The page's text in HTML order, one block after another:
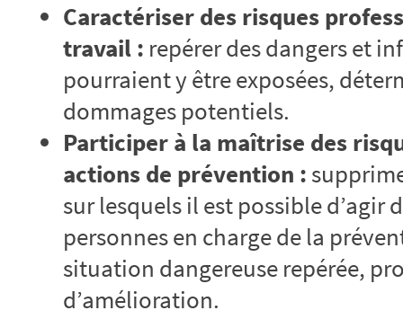
Caractériser des risques
travail : repérer des dangers et
pourraient y être exposées,
dommages potentiels.
Participer à la maîtrise des
actions de prévention :
sur lesquels il est possible
personnes en charge de la
situation dangereuse repérée,
d’amélioration.